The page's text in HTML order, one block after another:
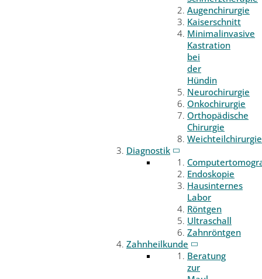
Augenchirurgie
Kaiserschnitt
Minimalinvasive
Kastration
bei
der
Hündin
Neurochirurgie
Onkochirurgie
Orthopädische
Chirurgie
Weichteilchirurgie
Diagnostik
Endoskopie
Hausinternes
Labor
Röntgen
Ultraschall
Zahnröntgen
Zahnheilkunde
Beratung
zur